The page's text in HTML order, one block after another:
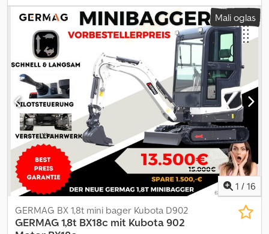
610914, 77.350,00 je bruto iznos, a ne neto iznos! Prodajemo:
Kubota kompaktni bager KX 080-4 V alpha Radni sati: 1.814 Radna
težina: 9.065 kg Širina šasije: 2.200 mm Dubina kopanja: 4,60 m
Komforna kabina sa grejanjem i pripremom za radio Kubota dizel
motor: 47 kW / 65 KS Codpfx Ajzmxizscieha Dva proporcionalna
dodatna hidraulična kruga, kontrolisana preko džojstika Zaštita od
krađe sa elektronskim sistemom za blokiranje paljenja Automatska
promena brzine Kopač: 40 cm, 100 cm i kopač za humus: 160 cm i
ostalo. Bager se trenutno koristi na gradilištu i može se pregledati
uz prethodni dogovor.
Mali oglas
1 / 16
GERMAG BX 1,8t mini bager Kubota D902
GERMAG 1,8t BX18c mit Kubota 902